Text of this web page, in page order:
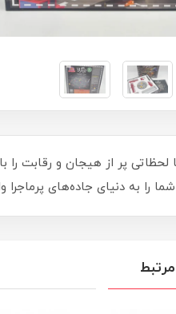
را به دنیای جاده‌های پرماجرا